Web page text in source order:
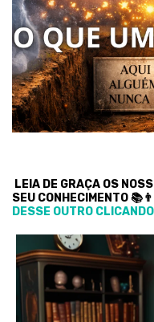
LEIA DE GRAÇA OS
SEU CONHECIMENTO
DESSE OUTRO